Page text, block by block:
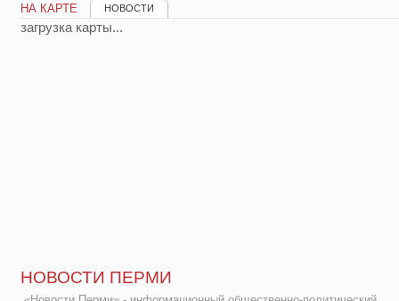
НА КАРТЕ НОВОСТИ
загрузка карты...
НОВОСТИ ПЕРМИ